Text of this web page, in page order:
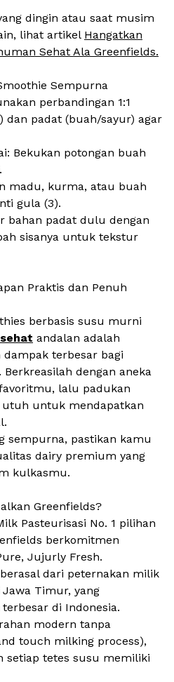
dingin atau saat musim
lihat artikel Hangatkan
Sehat Ala Greenfields.
Sempurna
perbandingan 1:1
dan padat (buah/sayur) agar
Bekukan potongan buah
madu, kurma, atau buah
gula (3).
bahan padat dulu dengan
sisanya untuk tekstur
Praktis dan Penuh
berbasis susu murni
andalan adalah
terbesar bagi
dengan aneka
lalu padukan
utuh untuk mendapatkan
sempurna, pastikan kamu
dairy premium yang
kulkasmu.
Greenfields?
Pasteurisasi No. 1 pilihan
berkomitmen
Jujurly Fresh.
dari peternakan milik
Timur, yang
di Indonesia.
modern tanpa
touch milking process),
setiap tetes susu memiliki